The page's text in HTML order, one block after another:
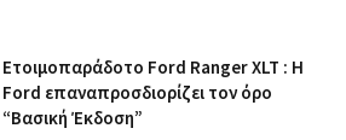
Ετοιμοπαράδοτο Ford Ranger XLT : Η
Ford επαναπροσδιορίζει τον όρο
“Βασική Έκδοση”